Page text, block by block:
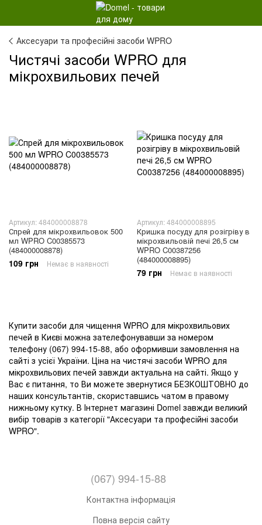
Аксесуари та професійні засоби WPRO
Чистячі засоби WPRO для
мікрохвильових печей
Артикул: 484000008878
Спрей для мікрохвильовок 500
мл WPRO C00385573
(484000008878)
109 грн Немає в наявності
Артикул: 484000008895
Кришка посуду для розігріву в
мікрохвильовій печі 26,5 см
WPRO C00387256
(484000008895)
79 грн Немає в наявності
Купити засоби для чищення WPRO для мікрохвильових
печей в Києві можна зателефонувавши за номером
телефону (067) 994-15-88, або оформивши замовлення на
сайті з усієї України. Ціна на чистячі засоби WPRO для
мікрохвильових печей завжди актуальна на сайті. Якщо у
Вас є питання, то Ви можете звернутися БЕЗКОШТОВНО до
наших консультантів, скориставшись чатом в правому
нижньому кутку. В Інтернет магазині Domel завжди великий
вибір товарів з категорії "Аксесуари та професійні засоби
WPRO".
(067) 994-15-88
Контактна інформація
Повна версія сайту